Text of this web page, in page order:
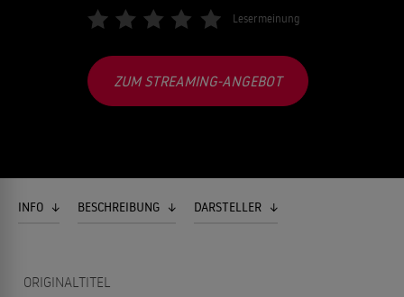
Lesermeinung
ZUM STREAMING-ANGEBOT
INFO BESCHREIBUNG DARSTELLER
ORIGINALTITEL